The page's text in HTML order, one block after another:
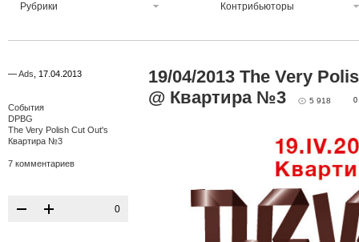
Рубрики Контрибьюторы
—Ads 17.04.2013
События
DPBG
The Very Polish Cut Out's
Квартира №3
7 комментариев
0
19/04/2013 The Very
@ Квартира №3
5 918 0